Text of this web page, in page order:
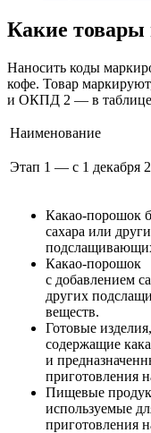
Какие
Наносить коды
кофе. Товар
и ОКПД 2 — в
Наименование
Этап 1 — с 1 декабря
Какао-порошок
сахара или
Какао-порошок
с добавлением
других
веществ.
Готовые изделия,
содержащие
и
приготовления
Пищевые
используемые
приготовления